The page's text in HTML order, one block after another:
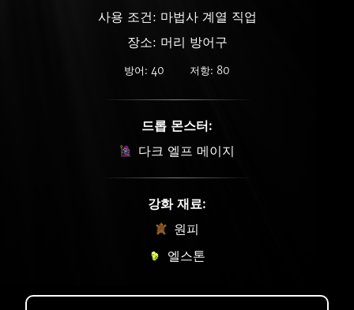
사용 조건: 마법사 계열 직업
장소: 머리 방어구
방어: 40 저항: 80
드롭 몬스터:
다크 엘프 메이지
강화 재료:
원피
엘스톤